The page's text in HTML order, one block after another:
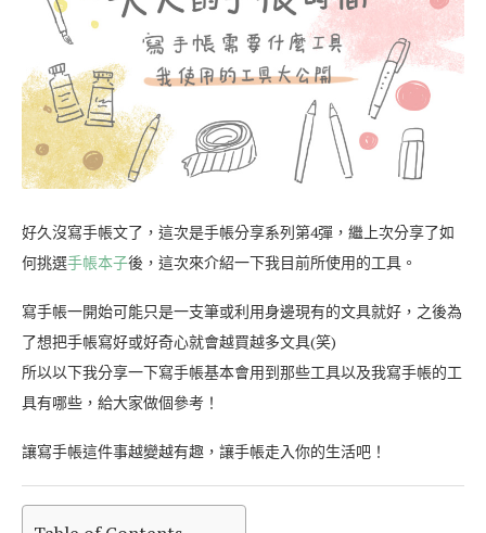
好久沒寫手帳文了，這次是手帳分享系列第4彈，繼上次分享了如
何挑選手帳本子後，這次來介紹一下我目前所使用的工具。
寫手帳一開始可能只是一支筆或利用身邊現有的文具就好，之後為
了想把手帳寫好或好奇心就會越買越多文具(笑)
所以以下我分享一下寫手帳基本會用到那些工具以及我寫手帳的工
具有哪些，給大家做個參考！
讓寫手帳這件事越變越有趣，讓手帳走入你的生活吧！